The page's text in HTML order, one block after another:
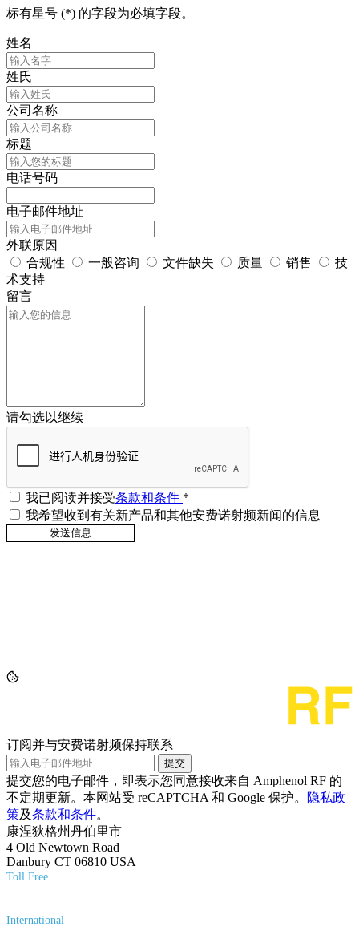
标有星号 (*) 的字段为必填字段。
姓名
姓氏
公司名称
标题
电话号码
电子邮件地址
外联原因
合规性
一般咨询 文件缺失 质量 销售
技
术支持
留言
请勾选以继续
我已阅读并接受条款和条件 *
我希望收到有关新产品和其他安费诺射频新闻的信息
订阅并与安费诺射频保持联系
提交
提交您的电子邮件，即表示您同意接收来自 Amphenol RF 的
不定期更新。本网站受 reCAPTCHA 和 Google 保护。
隐私政
策及条款和条件。
康涅狄格州丹伯里市
4 Old Newtown Road
Danbury CT 06810 USA
Toll Free
International